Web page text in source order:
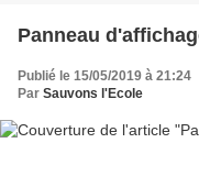
Panneau
Publié le 15/05/2019 à 21:24
Par Sauvons l'Ecole